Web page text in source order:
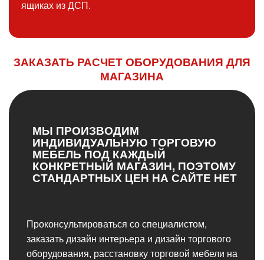
ящиках из ДСП.
ЗАКАЗАТЬ РАСЧЕТ ОБОРУДОВАНИЯ ДЛЯ
МАГАЗИНА
МЫ ПРОИЗВОДИМ
ИНДИВИДУАЛЬНУЮ ТОРГОВУЮ
МЕБЕЛЬ ПОД КАЖДЫЙ
КОНКРЕТНЫЙ МАГАЗИН, ПОЭТОМУ
СТАНДАРТНЫХ ЦЕН НА САЙТЕ НЕТ
Проконсультироваться со специалистом,
заказать дизайн интерьера и дизайн торгового
оборудования, расстановку торговой мебели на